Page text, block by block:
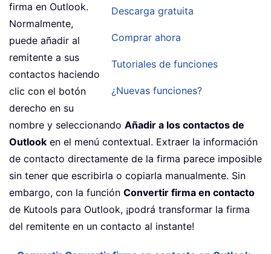
Descarga gratuita
Comprar ahora
Tutoriales de funciones
¿Nuevas funciones?
firma en Outlook.
Normalmente,
puede añadir al
remitente a sus
contactos haciendo
clic con el botón
derecho en su
nombre y seleccionando Añadir a los contactos de
Outlook en el menú contextual. Extraer la información
de contacto directamente de la firma parece imposible
sin tener que escribirla o copiarla manualmente. Sin
embargo, con la función Convertir firma en contacto
de Kutools para Outlook, ¡podrá transformar la firma
del remitente en un contacto al instante!